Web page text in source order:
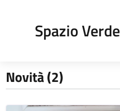
Spazio Verde
Novità (2)